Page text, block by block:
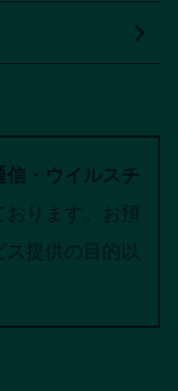
信・ウイルスチ
おります。お預
提供の目的以